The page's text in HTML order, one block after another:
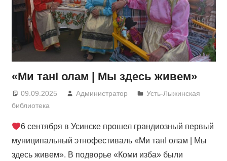
«Ми танI олам | Мы здесь живем»
09.09.2025 Администратор
Усть-Лыжинская
библиотека
6 сентября в Усинске прошел грандиозный первый
муниципальный этнофестиваль «Ми танI олам | Мы
здесь живем». В подворье «Коми изба» были